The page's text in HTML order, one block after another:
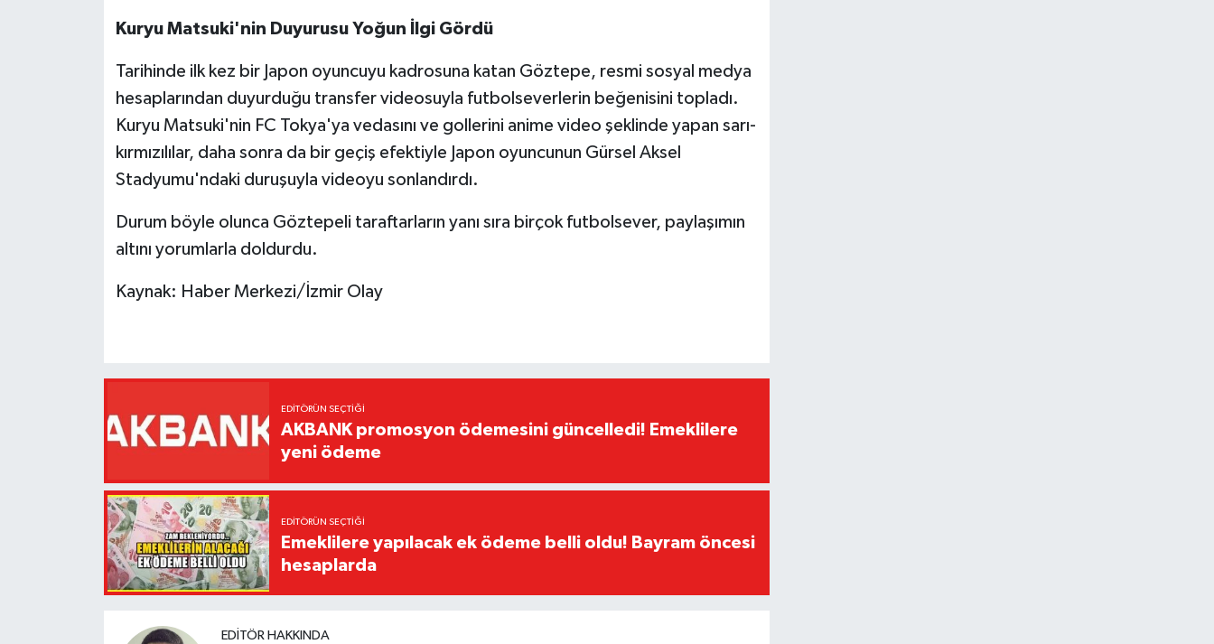
Kuryu Matsuki'nin Duyurusu Yoğun İlgi Gördü
Tarihinde ilk kez bir Japon oyuncuyu kadrosuna katan Göztepe, resmi sosyal medya
hesaplarından duyurduğu transfer videosuyla futbolseverlerin beğenisini topladı.
Kuryu Matsuki'nin FC Tokya'ya vedasını ve gollerini anime video şeklinde yapan sarı-
kırmızılılar, daha sonra da bir geçiş efektiyle Japon oyuncunun Gürsel Aksel
Stadyumu'ndaki duruşuyla videoyu sonlandırdı.
Durum böyle olunca Göztepeli taraftarların yanı sıra birçok futbolsever, paylaşımın
altını yorumlarla doldurdu.
Kaynak: Haber Merkezi/İzmir Olay
EDITÖRÜN SEÇTIĞI
AKBANK promosyon ödemesini güncelledi! Emeklilere
yeni ödeme
EDITÖRÜN SEÇTIĞI
Emeklilere yapılacak ek ödeme belli oldu! Bayram öncesi
hesaplarda
EDITÖR HAKKINDA